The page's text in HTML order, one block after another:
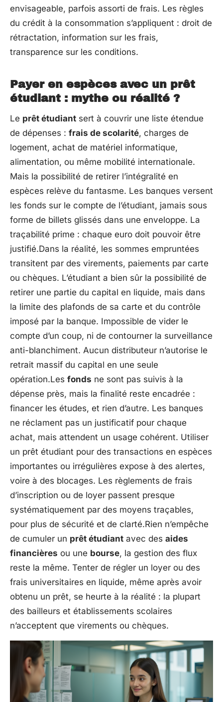
envisageable, parfois assorti de frais. Les règles
du crédit à la consommation s’appliquent : droit de
rétractation, information sur les frais,
transparence sur les conditions.
Payer en espèces avec un prêt
étudiant : mythe ou réalité ?
Le prêt étudiant sert à couvrir une liste étendue
de dépenses : frais de scolarité, charges de
logement, achat de matériel informatique,
alimentation, ou même mobilité internationale.
Mais la possibilité de retirer l’intégralité en
espèces relève du fantasme. Les banques versent
les fonds sur le compte de l’étudiant, jamais sous
forme de billets glissés dans une enveloppe. La
traçabilité prime : chaque euro doit pouvoir être
justifié.Dans la réalité, les sommes empruntées
transitent par des virements, paiements par carte
ou chèques. L’étudiant a bien sûr la possibilité de
retirer une partie du capital en liquide, mais dans
la limite des plafonds de sa carte et du contrôle
imposé par la banque. Impossible de vider le
compte d’un coup, ni de contourner la surveillance
anti-blanchiment. Aucun distributeur n’autorise le
retrait massif du capital en une seule
opération.Les fonds ne sont pas suivis à la
dépense près, mais la finalité reste encadrée :
financer les études, et rien d’autre. Les banques
ne réclament pas un justificatif pour chaque
achat, mais attendent un usage cohérent. Utiliser
un prêt étudiant pour des transactions en espèces
importantes ou irrégulières expose à des alertes,
voire à des blocages. Les règlements de frais
d’inscription ou de loyer passent presque
systématiquement par des moyens traçables,
pour plus de sécurité et de clarté.Rien n’empêche
de cumuler un prêt étudiant avec des aides
financières ou une bourse, la gestion des flux
reste la même. Tenter de régler un loyer ou des
frais universitaires en liquide, même après avoir
obtenu un prêt, se heurte à la réalité : la plupart
des bailleurs et établissements scolaires
n’acceptent que virements ou chèques.